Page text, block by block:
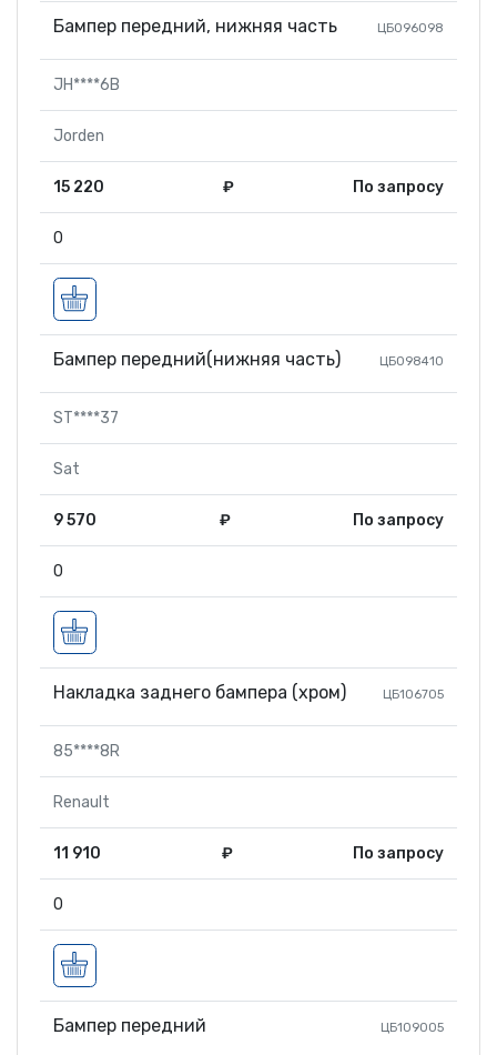
Бампер передний, нижняя часть ЦБ096098
JH****6B
Jorden
15 220 ₽ По запросу
0
Бампер передний(нижняя часть) ЦБ098410
ST****37
Sat
9 570 ₽ По запросу
0
Накладка заднего бампера (хром) ЦБ106705
85****8R
Renault
11 910 ₽ По запросу
0
Бампер передний ЦБ109005